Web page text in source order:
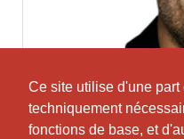
Ce site utilise d'une part
techniquement
fonctions de base, et
Ce site utilise d'une part
techniquement
fonctions de base, et